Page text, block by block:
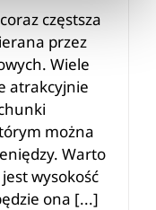
częstsza
przez
Wiele
atrakcyjnie
można
Warto
wysokość
ona [...]